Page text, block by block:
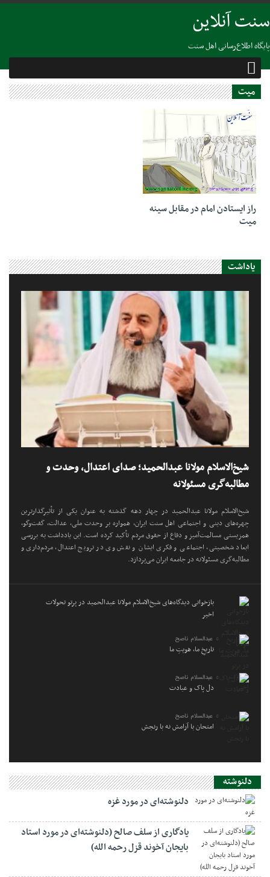
سنت آنلاین
پایگاه اطلاع‌رسانی اهل سنت
میت
19 جولای 2020
راز ایستادن امام در مقابل سینه
میت
یاداشت
شیخ‌الاسلام مولانا عبدالحمید؛ صدای اعتدال، وحدت و
مطالبه‌گری مسئولانه
شیخ‌الاسلام مولانا عبدالحمید در چهار دهه گذشته به عنوان یکی از تأثیرگذارترین
چهره‌های دینی و اجتماعی اهل سنت ایران، همواره بر وحدت ملی، عدالت، گفت‌وگو،
همزیستی مسالمت‌آمیز و دفاع از حقوق مردم تأکید کرده است. این یادداشت به بررسی
ابعاد شخصیتی، اجتماعی و فکری ایشان و نقش وی در ترویج اعتدال، مردم‌داری و
مطالبه‌گری مسئولانه در جامعه ایران می‌پردازد.
بازخوانی دیدگاه‌های شیخ‌الاسلام مولانا عبدالحمید در پرتو تحولات
اخیر
عبدالسلام ناصح
تاریخِ ما، هویتِ ما
عبدالسلام ناصح
دل پاک و عبادت
عبدالسلام ناصح
امتحان با آرامش نه با رنجش
دلنوشته
دلنوشته‌ای در مورد غزه
یادگاری از سلف صالح (دلنوشته‌ای در مورد استاد
بایجان آخوند قزل رحمه الله)